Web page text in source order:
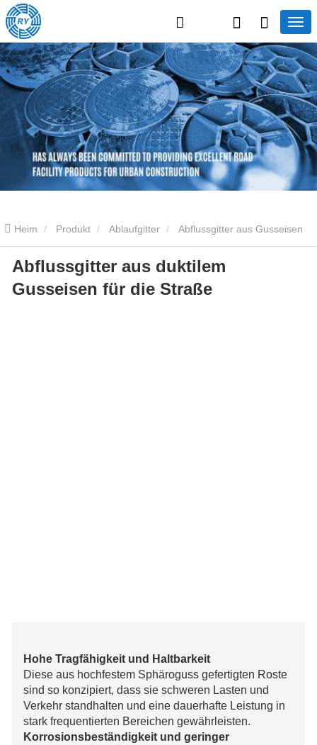
Heim Produkt Ablaufgitter Abflussgitter aus Gusseisen
Abflussgitter aus duktilem Gusseisen für die Straße
Abflussgitter aus duktilem
Gusseisen für die Straße
Hohe Tragfähigkeit und Haltbarkeit
Diese aus hochfestem Sphäroguss gefertigten Roste
sind so konzipiert, dass sie schweren Lasten und
Verkehr standhalten und eine dauerhafte Leistung in
stark frequentierten Bereichen gewährleisten.
Korrosionsbeständigkeit und geringer